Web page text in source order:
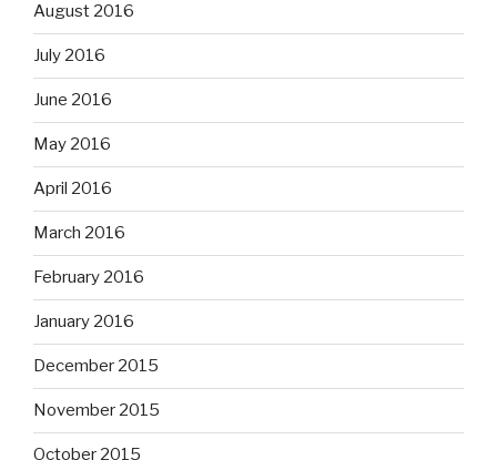
August 2016
July 2016
June 2016
May 2016
April 2016
March 2016
February 2016
January 2016
December 2015
November 2015
October 2015